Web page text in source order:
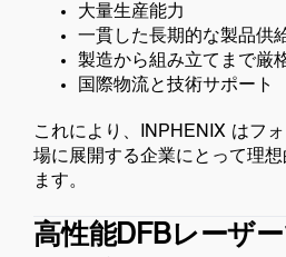
大量生産能力
一貫した長期的な製品供
製造から組み立てまで厳
国際物流と技術サポート
これにより、INPHENIX はフ
場に展開する企業にとって理
ます。
高性能DFBレーザ